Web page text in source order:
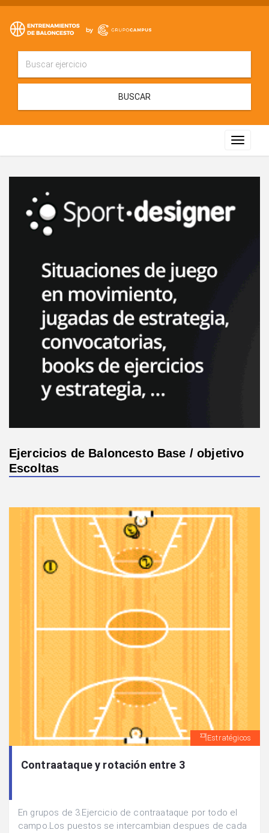
BUSCAR
Toggle
Ejercicios de Baloncesto Base / objetivo
Escoltas
Estratégicos
Contraataque y rotación entre 3
En grupos de 3.Ejercicio de contraataque por todo el
campo.Los puestos se intercambian despues de cada